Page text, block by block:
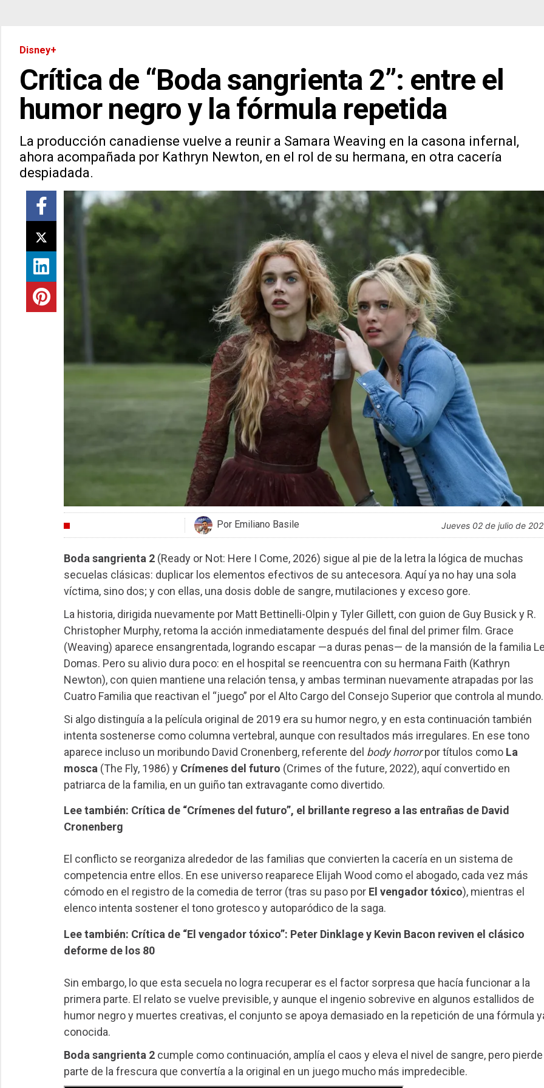
Disney+
Crítica de “Boda sangrienta 2”: entre el
humor negro y la fórmula repetida
La producción canadiense vuelve a reunir a Samara Weaving en la casona infernal,
ahora acompañada por Kathryn Newton, en el rol de su hermana, en otra cacería
despiadada.
Por Emiliano Basile jueves 02 de julio de
Boda sangrienta 2(Ready or Not: Here I Come, 2026) sigue al pie de la letra la lógica de muchas
secuelas clásicas: duplicar los elementos efectivos de su antecesora. Aquí ya no hay una sola
víctima, sino dos; y con ellas, una dosis doble de sangre, mutilaciones y exceso gore.
La historia, dirigida nuevamente por Matt Bettinelli-Olpin y Tyler Gillett, con guion de Guy Busick y R.
Christopher Murphy, retoma la acción inmediatamente después del final del primer film. Grace
(Weaving) aparece ensangrentada, logrando escapar —a duras penas— de la mansión de la familia
Domas. Pero su alivio dura poco: en el hospital se reencuentra con su hermana Faith (Kathryn
Newton), con quien mantiene una relación tensa, y ambas terminan nuevamente atrapadas por las
Cuatro Familia que reactivan el “juego” por el Alto Cargo del Consejo Superior que controla al mundo.
Si algo distinguía a la película original de 2019 era su humor negro, y en esta continuación también
intenta sostenerse como columna vertebral, aunque con resultados más irregulares. En ese tono
aparece incluso un moribundo David Cronenberg, referente del body horrorpor títulos como La
mosca (The Fly, 1986) y Crímenes del futuro (Crimes of the future, 2022), aquí convertido en
patriarca de la familia, en un guiño tan extravagante como divertido.
Lee también: Crítica de “Crímenes del futuro”, el brillante regreso a las entrañas de David
Cronenberg
El conflicto se reorganiza alrededor de las familias que convierten la cacería en un sistema de
competencia entre ellos. En ese universo reaparece Elijah Wood como el abogado, cada vez más
cómodo en el registro de la comedia de terror (tras su paso por El vengador tóxico), mientras el
elenco intenta sostener el tono grotesco y autoparódico de la saga.
Lee también: Crítica de “El vengador tóxico”: Peter Dinklage y Kevin Bacon reviven el clásico
deforme de los 80
Sin embargo, lo que esta secuela no logra recuperar es el factor sorpresa que hacía funcionar a la
primera parte. El relato se vuelve previsible, y aunque el ingenio sobrevive en algunos estallidos de
humor negro y muertes creativas, el conjunto se apoya demasiado en la repetición de una fórmula
conocida.
Boda sangrienta 2cumple como continuación, amplía el caos y eleva el nivel de sangre, pero pierde
parte de la frescura que convertía a la original en un juego mucho más impredecible.